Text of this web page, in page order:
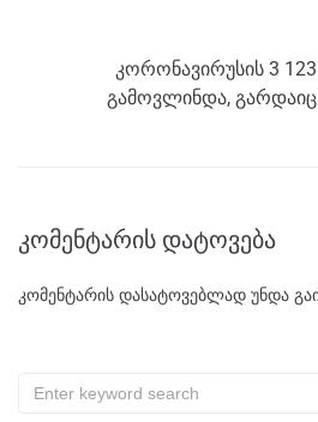
კორონავირუსის 3
გამოვლინდა,
კომენტარის დატოვება
კომენტარის დასატოვებლად უნდა